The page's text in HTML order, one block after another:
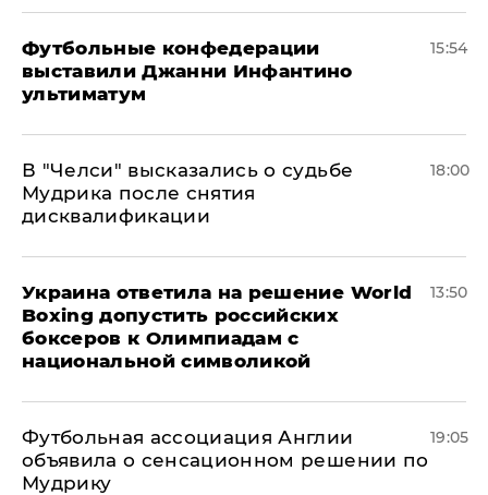
Футбольные конфедерации
выставили Джанни Инфантино
ультиматум
15:54
В "Челси" высказались о судьбе
Мудрика после снятия
дисквалификации
18:00
Украина ответила на решение World
Boxing допустить российских
боксеров к Олимпиадам с
национальной символикой
13:50
Футбольная ассоциация Англии
объявила о сенсационном решении по
Мудрику
19:05